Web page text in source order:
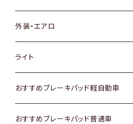
トヨタ
ホンダ
スズキ
日産
外装・エアロ
トヨタ
ホンダ
スズキ
ライト
トヨタ
スズキ
おすすめブレーキパッド軽自動車
トヨタ
おすすめブレーキパッド普通車